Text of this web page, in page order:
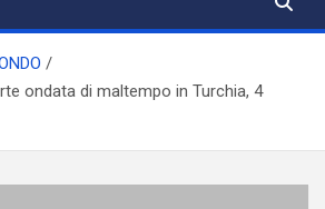
ondata di maltempo in Turchia, 4